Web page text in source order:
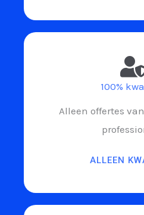
100%
Alleen offertes
ALLEEN